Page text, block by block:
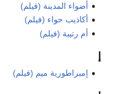
أضواء المدينة (فيلم)
أكاذيب حواء (فيلم)
أم رتيبة (فيلم)
إ
إمبراطورية ميم (فيلم)